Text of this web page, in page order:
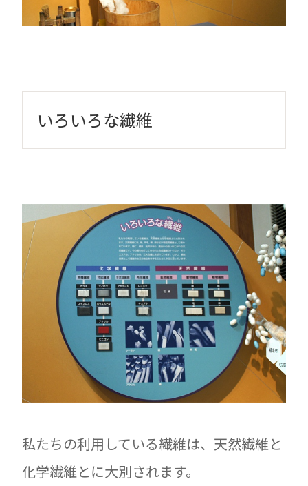
いろいろな繊維
私たちの利用している繊維は、天然繊維と
化学繊維とに大別されます。